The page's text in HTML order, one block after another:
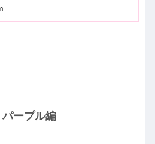
い方や注意点などをまとめています。気に入っ
ープル編